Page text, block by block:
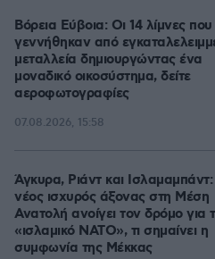
Βόρεια Εύβοια: Οι 14 λίμνες που
γεννήθηκαν από
μεταλλεία δημιουργώντας ένα
μοναδικό οικοσύστημα, δείτε
αεροφωτογραφίες
07.08.2026, 15:58
Άγκυρα, Ριάντ και
νέος ισχυρός άξονας στη Μέση
Ανατολή ανοίγει τον δρόμο για
«ισλαμικό ΝΑΤΟ», τι σημαίνει η
συμφωνία της Μέκκας